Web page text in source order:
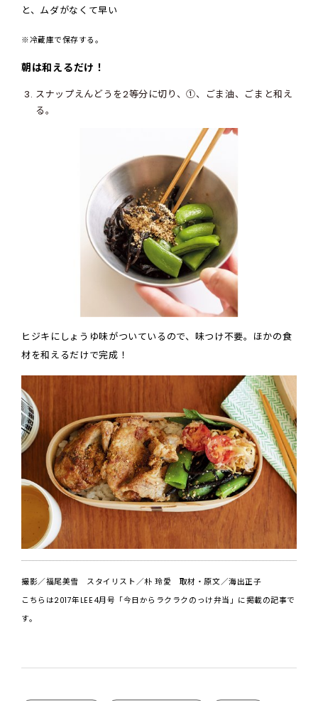
と、ムダがなくて早い
※冷蔵庫で保存する。
朝は和えるだけ！
スナップえんどうを2等分に切り、①、ごま油、ごまと和え
る。
ヒジキにしょうゆ味がついているので、味つけ不要。ほかの食
材を和えるだけで完成！
撮影／福尾美雪 スタイリスト／朴 玲愛 取材・原文／海出正子
こちらは2017年LEE4月号「今日からラクラクのっけ弁当」に掲載の記事で
す。